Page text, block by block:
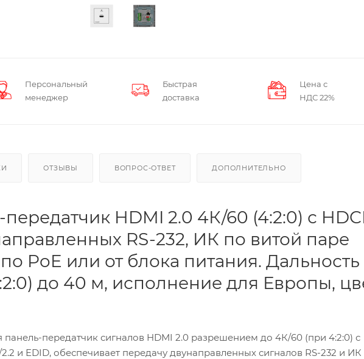
Персональный
менеджер
Быстрая
доставка
Цена с
НДС 22%
ОТЗЫВЫ ВОПРОС-ОТВЕТ ДОПОЛНИТЕЛЬНО
HDMI 2.0 4К/60 (4:2:0) с
RS-232, ИК по витой паре
PoE или от блока питания. Дальность
до 40 м, исполнение для Европы,
панель-передатчик сигналов HDMI 2.0 разрешением до 4К/60 (при 4:2:0) с
и EDID, обеспечивает передачу двунаправленных сигналов RS-232 и